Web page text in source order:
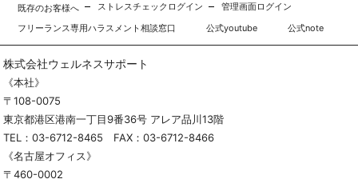
既存のお客様へ
ストレスチェックログイン
管理画面ログイン
フリーランス専用ハラスメント相談窓口
公式youtube 公式note
株式会社ウェルネスサポート
《本社》
〒108-0075
東京都港区港南一丁目9番36号 アレア品川13階
TEL：03-6712-8465 FAX：03-6712-8466
《名古屋オフィス》
〒460-0002